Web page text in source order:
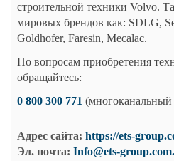
строительной техники Volvo.
мировых брендов как: SDLG,
Goldhofer, Faresin, Mecalac.
По вопросам приобретения
обращайтесь:
0 800 300 771
Адрес сайта: https://ets-
Эл. почта: Info@ets-